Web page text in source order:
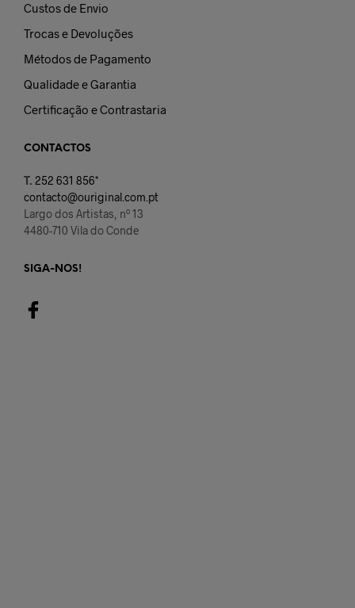
Custos de Envio
Trocas e Devoluções
Métodos de Pagamento
Qualidade e Garantia
Certificação e Contrastaria
CONTACTOS
T. 252 631 856*
contacto@ouriginal.com.pt
Largo dos Artistas, nº 13
4480-710 Vila do Conde
SIGA-NOS!